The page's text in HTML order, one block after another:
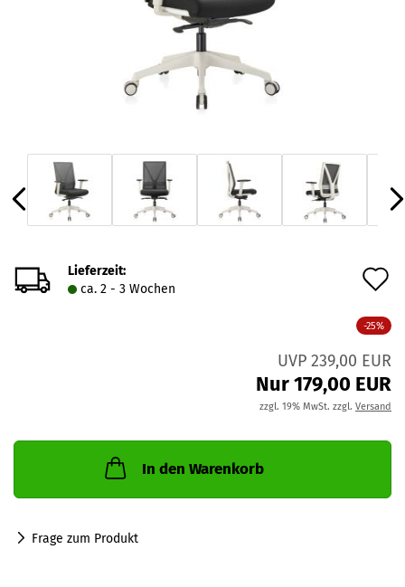
Lieferzeit:
ca. 2 - 3 Wochen
-25%
UVP 239,00 EUR
Nur 179,00 EUR
zzgl. 19% MwSt. zzgl. Versand
In den Warenkorb
Frage zum Produkt